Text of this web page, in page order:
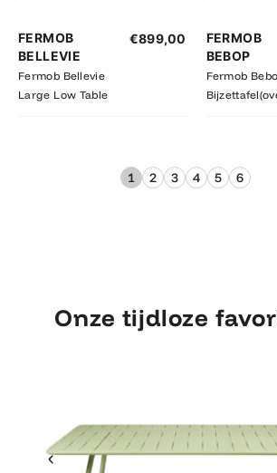
FERMOB
BELLEVIE
Fermob Bellevie
Large Low Table
€899,00
FERMOB
BEBOP
Fermob
1 2 3 4 5 6
Onze tijdloze